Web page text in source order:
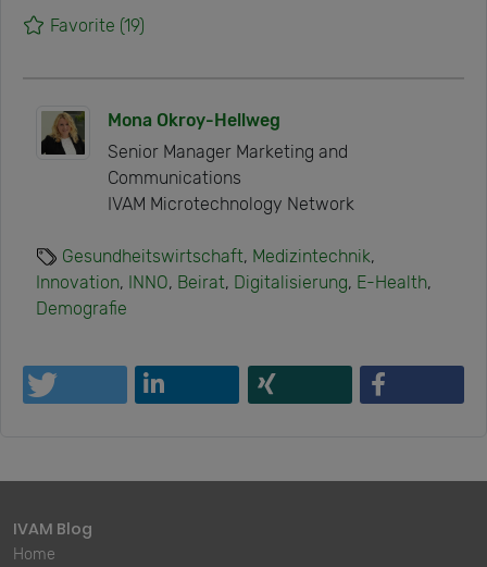
Favorite (19)
Mona Okroy-Hellweg
Senior Manager Marketing and
Communications
IVAM Microtechnology Network
Gesundheitswirtschaft, Medizintechnik,
Innovation, INNO, Beirat, Digitalisierung, E-Health,
Demografie
IVAM Blog
Home